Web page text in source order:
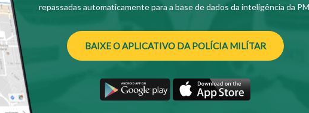
repassadas automaticamente para a base de dados da inteligência da
BAIXE O APLICATIVO DA POLÍCIA MILÍTAR